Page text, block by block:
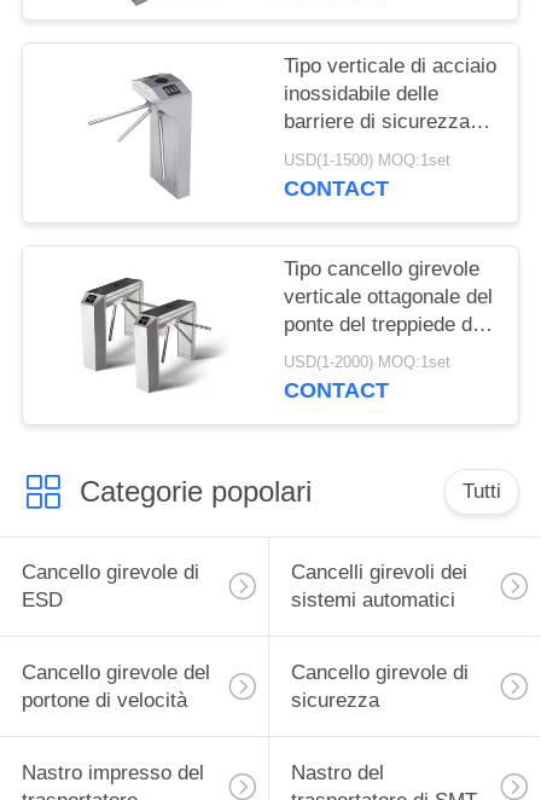
Tipo verticale di acciaio
inossidabile delle
barriere di sicurezza
del cancello girevole
del rotolo dell'angolo
USD(1-1500) MOQ:1set
CONTACT
Tipo cancello girevole
verticale ottagonale del
ponte del treppiede di
tre rotoli del cancello
girevole di ESD
USD(1-2000) MOQ:1set
CONTACT
Categorie popolari Tutti
Cancello girevole di
ESD
Cancelli girevoli dei
sistemi automatici
Cancello girevole del
portone di velocità
Cancello girevole di
sicurezza
Nastro impresso del
Nastro del